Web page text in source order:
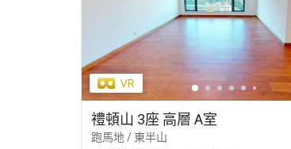
禮頓山 3座 高層 A室
跑馬地 / 東半山